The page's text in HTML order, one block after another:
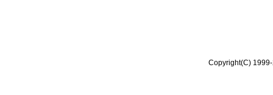
Copyright(C)